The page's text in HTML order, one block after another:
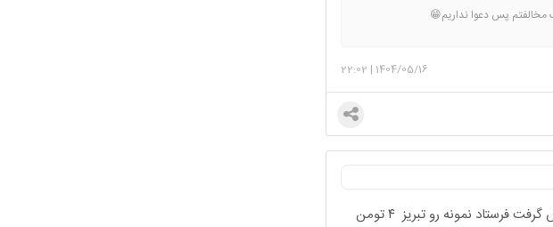
پس دعوا نداریم😁
1404/05/16
|
22:02
بله دختر بود چون تحت اقدام بود برا پسر ۵ هفته دکترش یه آزمایش ازش گرفت فرستاد نمونه رو تبریز ۴ تومن